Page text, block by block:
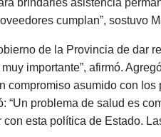
brindarles asistencia
cumplan”, sostuvo
de la Provincia de dar
importante”, afirmó.
compromiso asumido con los
“Un problema de salud es
esta política de Estado.